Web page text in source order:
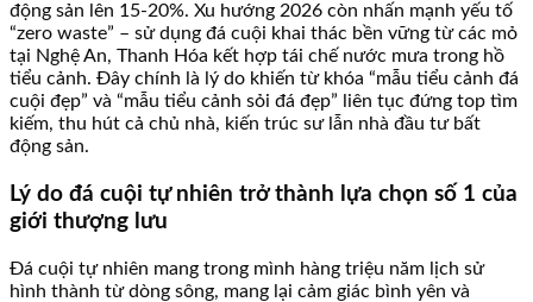
động sản lên 15-20%. Xu hướng 2026 còn nhấn mạnh yếu tố
“zero waste” – sử dụng đá cuội khai thác bền vững từ các mỏ
tại Nghệ An, Thanh Hóa kết hợp tái chế nước mưa trong hồ
tiểu cảnh. Đây chính là lý do khiến từ khóa “mẫu tiểu cảnh đá
cuội đẹp” và “mẫu tiểu cảnh sỏi đá đẹp” liên tục đứng top tìm
kiếm, thu hút cả chủ nhà, kiến trúc sư lẫn nhà đầu tư bất
động sản.
Lý do đá cuội tự nhiên trở thành lựa chọn số 1 của
giới thượng lưu
Đá cuội tự nhiên mang trong mình hàng triệu năm lịch sử
hình thành từ dòng sông, mang lại cảm giác bình yên và